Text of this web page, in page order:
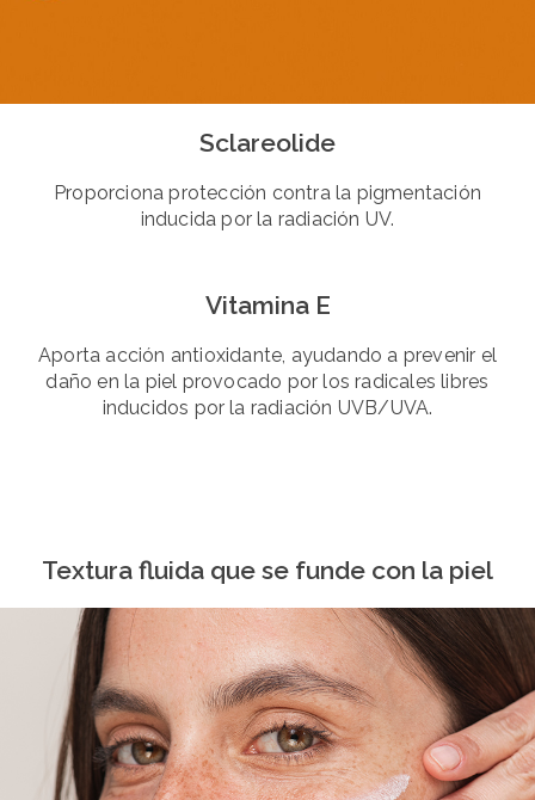
Sclareolide
Proporciona protección contra la pigmentación
inducida por la radiación UV.
Vitamina E
Aporta acción antioxidante, ayudando a prevenir el
daño en la piel provocado por los radicales libres
inducidos por la radiación UVB/UVA.
Textura fluida que se funde con la piel